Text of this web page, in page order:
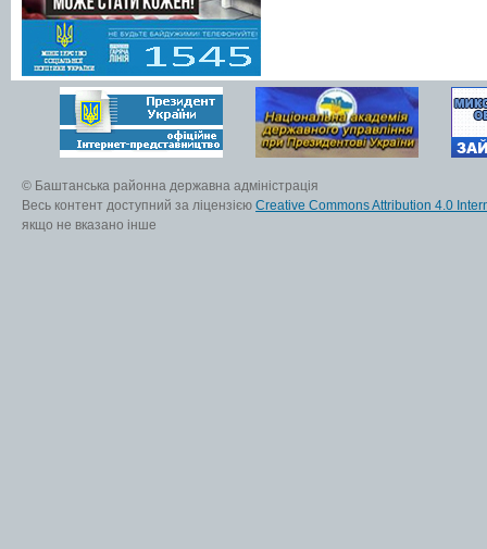
© Баштанська районна державна адміністрація
Весь контент доступний за ліцензією Creative Commons Attribution 4.0
якщо не вказано інше